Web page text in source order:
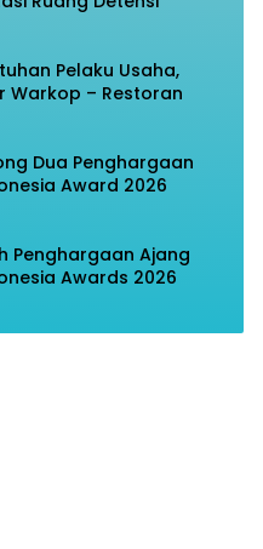
Pelaku Usaha,
Warkop – Restoran
Dua Penghargaan
Award 2026
Penghargaan Ajang
Awards 2026